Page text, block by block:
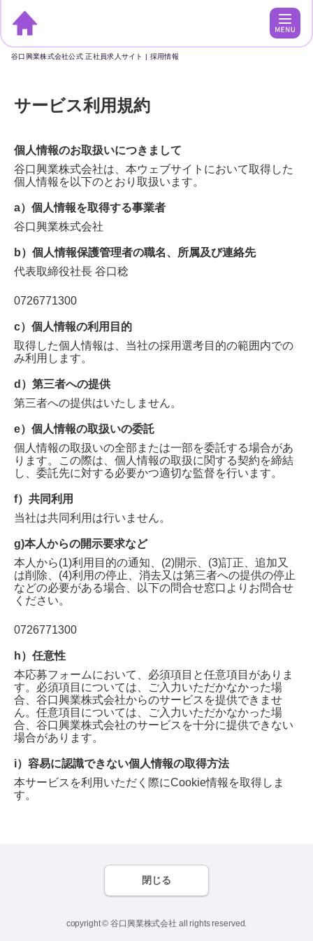
谷口興業株式会社公式 正社員求人サイト | 採用情報
サービス利用規約
個人情報のお取扱いにつきまして
谷口興業株式会社は、本ウェブサイトにおいて取得した
個人情報を以下のとおり取扱います。
a）個人情報を取得する事業者
谷口興業株式会社
b）個人情報保護管理者の職名、所属及び連絡先
代表取締役社長 谷口稔
0726771300
c）個人情報の利用目的
取得した個人情報は、当社の採用選考目的の範囲内での
み利用します。
d）第三者への提供
第三者への提供はいたしません。
e）個人情報の取扱いの委託
個人情報の取扱いの全部または一部を委託する場合があ
ります。この際は、個人情報の取扱に関する契約を締結
し、委託先に対する必要かつ適切な監督を行います。
f）共同利用
当社は共同利用は行いません。
g)本人からの開示要求など
本人から(1)利用目的の通知、(2)開示、(3)訂正、追加又
は削除、(4)利用の停止、消去又は第三者への提供の停止
などの必要がある場合、以下の問合せ窓口よりお問合せ
ください。
0726771300
h）任意性
本応募フォームにおいて、必須項目と任意項目がありま
す。必須項目については、ご入力いただかなかった場
合、 谷口興業株式会社からのサービスを提供できませ
ん。任意項目については、ご入力いただかなかった場
合、 谷口興業株式会社のサービスを十分に提供できない
場合があります。
i）容易に認識できない個人情報の取得方法
本サービスを利用いただく際にCookie情報を取得しま
す。
閉じる
copyright © 谷口興業株式会社 all rights reserved.